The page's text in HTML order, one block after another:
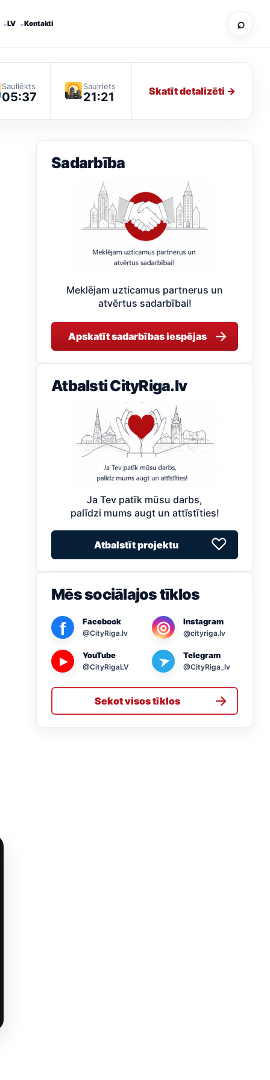
LV Kontakti ⌕
Saullēkts
05:37
Saulriets
21:21 Skatīt detalizēti →
Sadarbība
Meklējam uzticamus partnerus un
atvērtus sadarbībai!
Apskatīt sadarbības iespējas →
Atbalsti CityRiga.lv
Ja Tev patīk mūsu darbs,
palīdzi mums augt un attīstīties!
Atbalstīt projektu ♡
Mēs sociālajos tīklos
f Facebook
@CityRiga.lv ◎ Instagram
@cityriga.lv
▶
YouTube
@CityRigaLV ➤ Telegram
@CityRiga_lv
Sekot visos tīklos →